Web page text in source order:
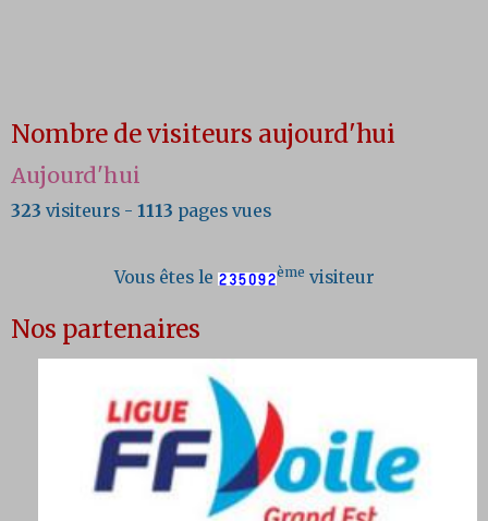
Nombre de visiteurs aujourd'hui
Aujourd'hui
323 visiteurs - 1113 pages vues
Vous êtes le ème visiteur
Nos partenaires